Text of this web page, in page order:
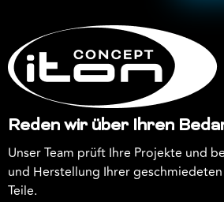
Reden wir über Ihren
Unser Team prüft Ihre Projekte und
und Herstellung Ihrer
Teile.